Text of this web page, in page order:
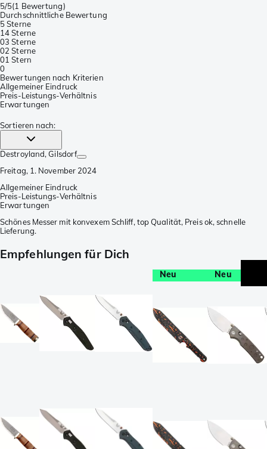
5/5(1 Bewertung)
Durchschnittliche Bewertung
5 Sterne
14 Sterne
03 Sterne
02 Sterne
01 Stern
0
Bewertungen nach Kriterien
Allgemeiner Eindruck
Preis-Leistungs-Verhältnis
Erwartungen
Sortieren nach:
Destroyland, Gilsdorf
Freitag, 1. November 2024
Allgemeiner Eindruck
Preis-Leistungs-Verhältnis
Erwartungen
Schönes Messer mit konvexem Schliff, top Qualität, Preis ok, schnelle
Lieferung.
Empfehlungen für Dich
Neu Neu